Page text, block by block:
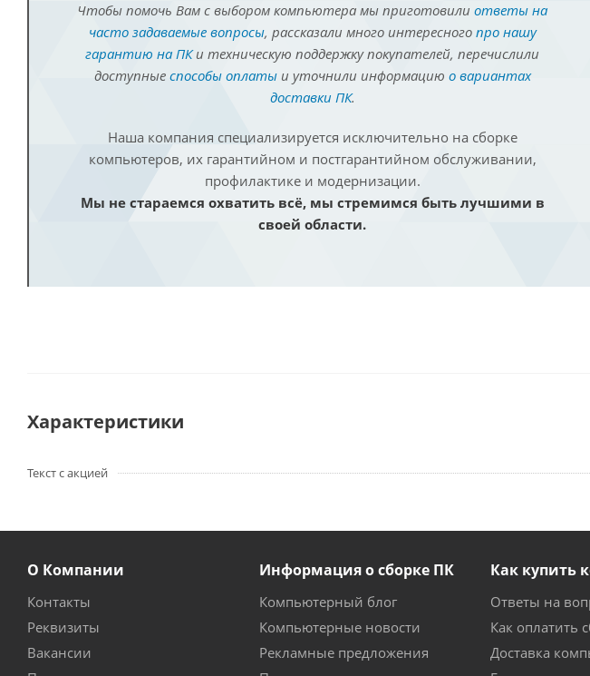
Чтобы помочь Вам с выбором компьютера мы приготовили ответы на
часто задаваемые вопросы, рассказали много интересного про нашу
гарантию на ПКи техническую поддержку покупателей, перечислили
доступные способы оплатыи уточнили информацию о вариантах
доставки ПК.
Наша компания специализируется исключительно на сборке
компьютеров, их гарантийном и постгарантийном обслуживании,
профилактике и модернизации.
Мы не стараемся охватить всё, мы стремимся быть лучшими в
своей области.
Характеристики
Текст с акцией
О Компании
Контакты
Реквизиты
Вакансии
Информация о сборке ПК
Компьютерный блог
Компьютерные новости
Рекламные предложения
Как купить
Ответы на
Как оплатить
Доставка